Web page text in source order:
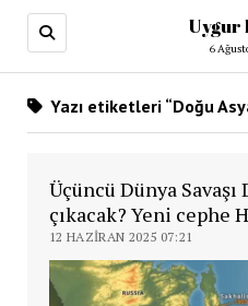
Uygur
6
Yazı etiketleri “Doğu
Üçüncü Dünya Savaşı
çıkacak? Yeni cephe
12 HAZIRAN 2025 07:21